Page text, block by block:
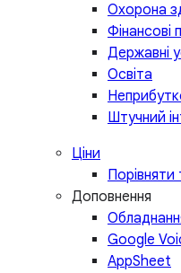
Охорона
Фінансові
Державні
Освіта
Штучний
Ціни
Порівняти
Доповнення
Google
AppSheet